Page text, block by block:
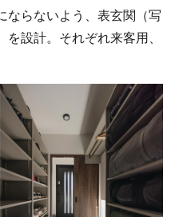
ならないよう、表玄関（写
設計。それぞれ来客用、